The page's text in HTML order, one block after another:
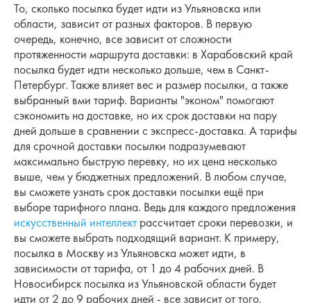
То, сколько посылка будет идти из Ульяновска или
области, зависит от разных факторов. В первую
очередь, конечно, все зависит от сложности
протяженности маршрута доставки: в Харабовский край
посылка будет идти несколько дольше, чем в Санкт-
Петербург. Также влияет вес и размер посылки, а также
выбранный вми тариф. Варианты "эконом" помогают
сэкономить на доставке, но их срок доставки на пару
дней дольше в сравнении с экспресс-доставка. А тарифы
для срочной доставки посылки подразумевают
максимально быструю перевку, но их цена несколько
выше, чем у бюджетных предложений. В любом случае,
вы сможете узнать срок доставки посылки ещё при
выборе тарифного плана. Ведь для каждого предложения
искусственный интеллект рассчитает сроки перевозки, и
вы сможете выбрать подходящий вариант. К примеру,
посылка в Москву из Ульяновска может идти, в
зависимости от тарифа, от 1 до 4 рабочих дней. В
Новосибирск посылка из Ульяновской области будет
идти от 2 до 9 рабочих дней - все зависит от того,